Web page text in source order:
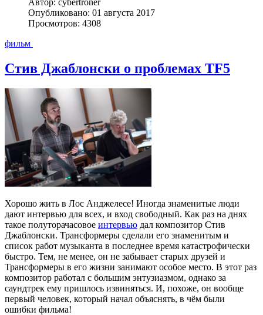
Автор: cybertroner
Опубликовано: 01 августа 2017
Просмотров: 4308
фильм
Стив Джаблонски о проблемах TF5
Хорошо жить в Лос Анджелесе! Иногда знаменитые люди
дают интервью для всех, и вход свободный. Как раз на днях
такое полуторачасовое интервью дал композитор Стив
Джаблонски. Трансформеры сделали его знаменитым и
список работ музыканта в последнее время катастрофически
быстро. Тем, не менее, он не забывает старых друзей и
Трансформеры в его жизни занимают особое место. В этот раз
композитор работал с большим энтузиазмом, однако за
саундтрек ему пришлось извиняться. И, похоже, он вообще
первый человек, который начал объяснять, в чём были
ошибки фильма!